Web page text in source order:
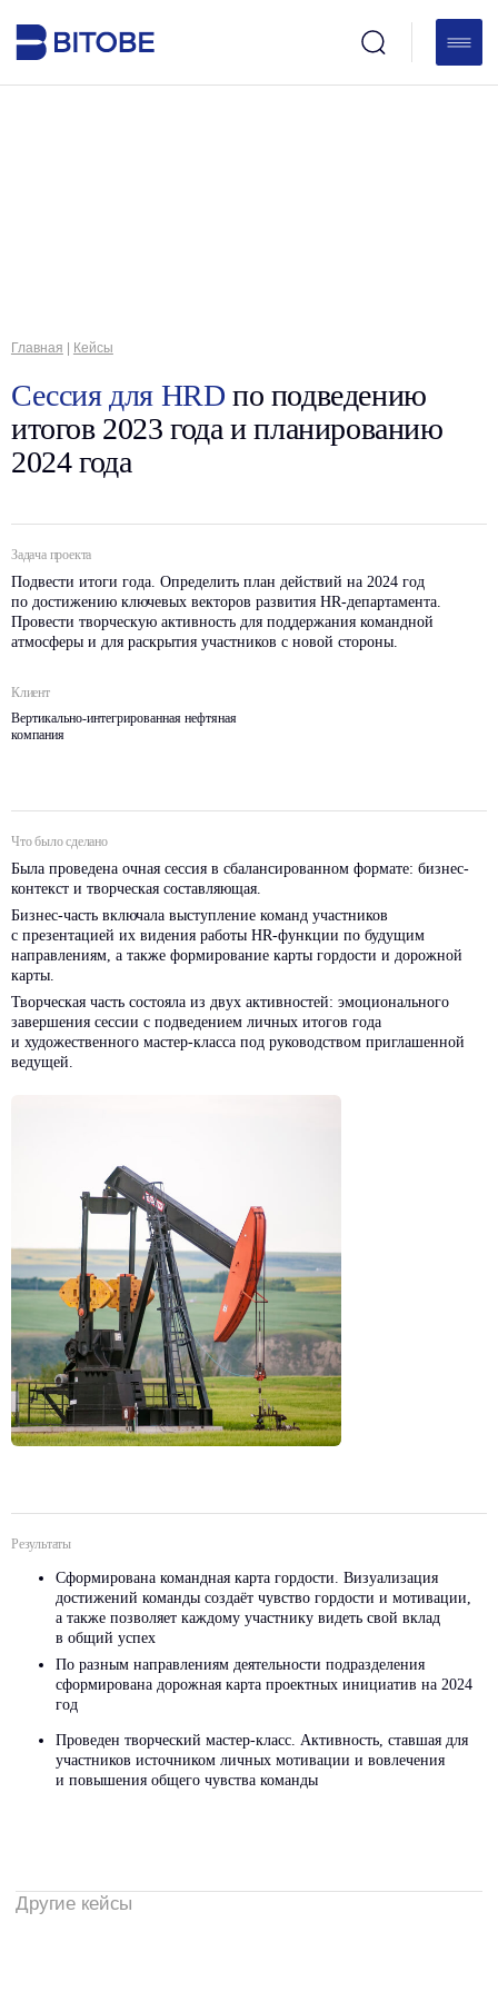
Сессия для HRD по подведению
итогов 2023 года и планированию
2024 года
Главная |Кейсы
Задача проекта
Подвести итоги года. Определить план действий на 2024 год
по достижению ключевых векторов развития HR-департамента.
Провести творческую активность для поддержания командной
атмосферы и для раскрытия участников с новой стороны.
Клиент
Вертикально-интегрированная нефтяная
компания
Что было сделано
Была проведена очная сессия в сбалансированном формате: бизнес-
контекст и творческая составляющая.
Бизнес-часть включала выступление команд участников
с презентацией их видения работы HR-функции по будущим
направлениям, а также формирование карты гордости и дорожной
карты.
Творческая часть состояла из двух активностей: эмоционального
завершения сессии с подведением личных итогов года
и художественного мастер-класса под руководством приглашенной
ведущей.
Сформирована командная карта гордости. Визуализация
достижений команды создаёт чувство гордости и мотивации,
а также позволяет каждому участнику видеть свой вклад
в общий успех
По разным направлениям деятельности подразделения
сформирована дорожная карта проектных инициатив на 2024
Проведен творческий мастер-класс. Активность, ставшая для
участников источником личных мотивации и вовлечения
Другие кейсы